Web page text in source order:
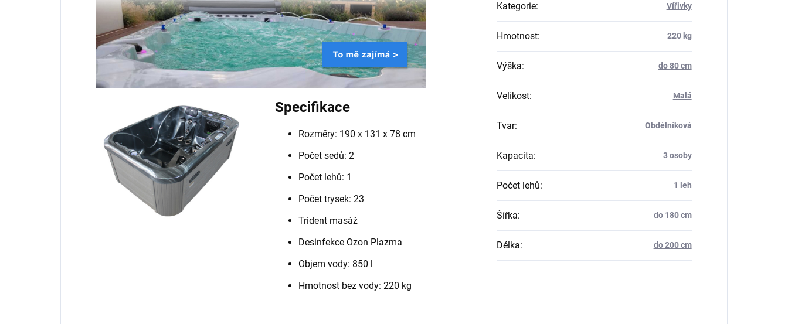
Specifikace
Rozměry: 190 x 131 x 78 cm
Počet sedů: 2
Počet lehů: 1
Počet trysek: 23
Trident masáž
Desinfekce Ozon Plazma
Objem vody: 850 l
Hmotnost bez vody: 220 kg
Kategorie: Vířivky
Hmotnost: 220 kg
Výška: do 80 cm
Velikost: Malá
Tvar: Obdélníková
Kapacita: 3 osoby
Počet lehů: 1 leh
Šířka: do 180 cm
Délka: do 200 cm